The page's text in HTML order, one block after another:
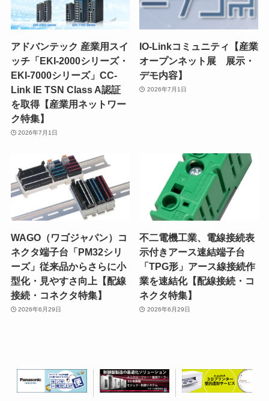
アドバンテック 産業用スイ
ッチ「EKI-2000シリーズ・
EKI-7000シリーズ」CC-
Link IE TSN Class A認証
を取得【産業用ネットワー
ク特集】
2026年7月1日
IO-Linkコミュニティ【産業
オープンネット展 展示・
デモ内容】
2026年7月1日
WAGO（ワゴジャパン）コ
ネクタ端子台「PM32シリ
ーズ」従来品からさらに小
型化・見やすさ向上【配線
接続・コネクタ特集】
2026年6月29日
不二電機工業、電線接続表
示付きアース速結端子台
「TPG形」アース線接続作
業を速結化【配線接続・コ
ネクタ特集】
2026年6月29日